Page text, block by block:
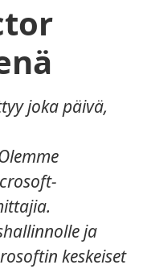
joka päivä,
ja
keskeiset